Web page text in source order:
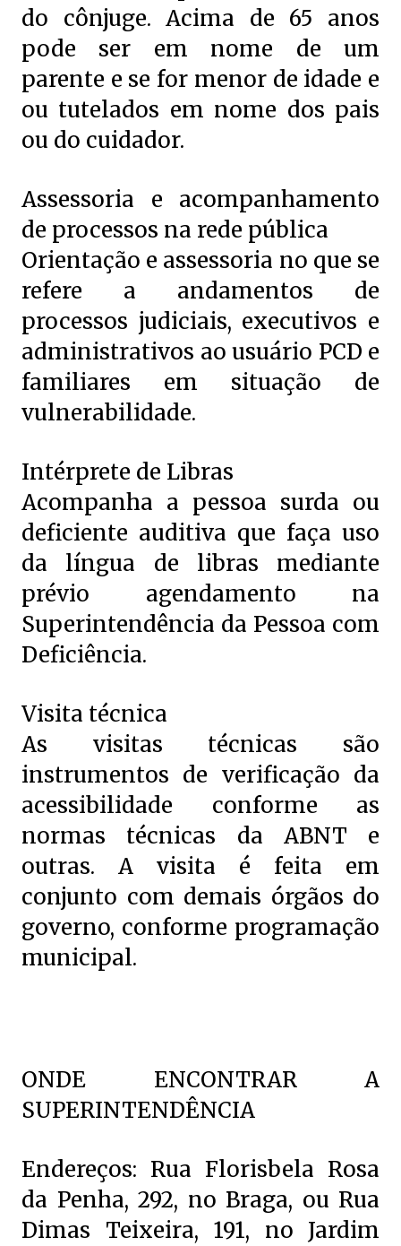
do cônjuge. Acima de 65 anos
pode ser em nome de um
parente e se for menor de idade e
ou tutelados em nome dos pais
ou do cuidador.
Assessoria e acompanhamento
de processos na rede pública
Orientação e assessoria no que se
refere a andamentos de
processos judiciais, executivos e
administrativos ao usuário PCD e
familiares em situação de
vulnerabilidade.
Intérprete de Libras
Acompanha a pessoa surda ou
deficiente auditiva que faça uso
da língua de libras mediante
prévio agendamento na
Superintendência da Pessoa com
Deficiência.
Visita técnica
As visitas técnicas são
instrumentos de verificação da
acessibilidade conforme as
normas técnicas da ABNT e
outras. A visita é feita em
conjunto com demais órgãos do
governo, conforme programação
municipal.
ONDE ENCONTRAR A
SUPERINTENDÊNCIA
Endereços: Rua Florisbela Rosa
da Penha, 292, no Braga, ou Rua
Dimas Teixeira, 191, no Jardim